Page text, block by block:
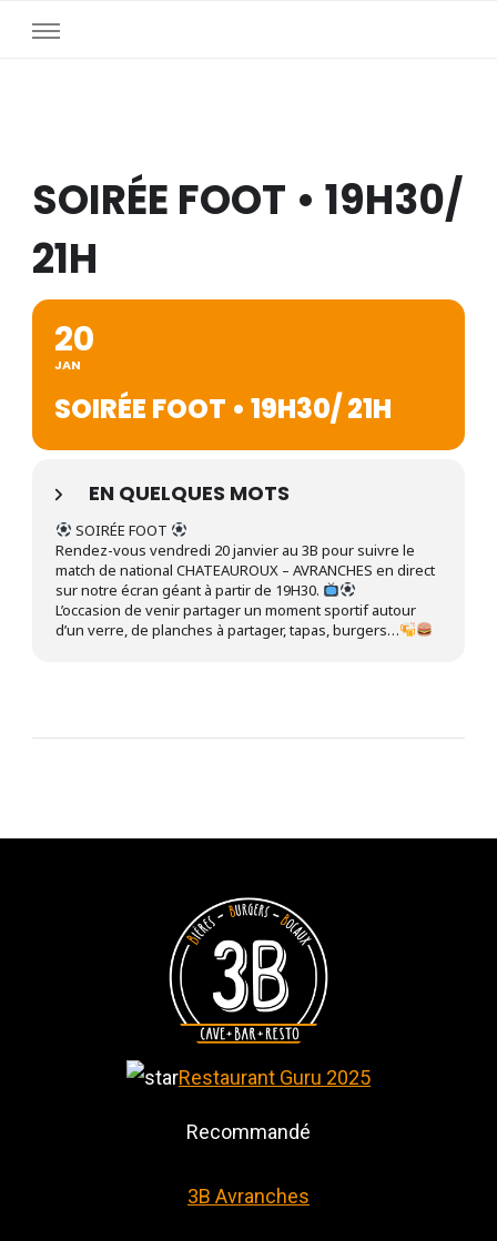
SOIRÉE FOOT • 19H30/
21H
20
JAN
SOIRÉE FOOT • 19H30/ 21H
EN QUELQUES MOTS
SOIRÉE FOOT
Rendez-vous vendredi 20 janvier au 3B pour suivre le
match de national CHATEAUROUX – AVRANCHES en direct
sur notre écran géant à partir de 19H30.
L’occasion de venir partager un moment sportif autour
d’un verre, de planches à partager, tapas, burgers…
Restaurant Guru 2025
Recommandé
3B Avranches